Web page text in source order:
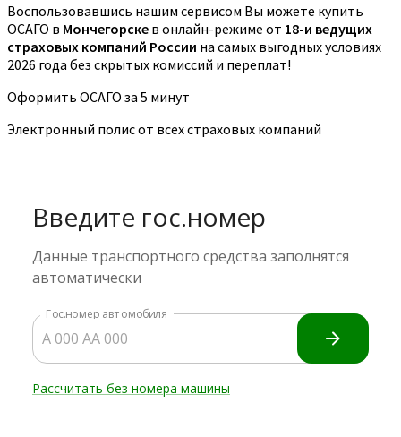
Воспользовавшись нашим сервисом Вы можете купить
ОСАГО в Мончегорске в онлайн-режиме от 18-и ведущих
страховых компаний России на самых выгодных условиях
2026 года без скрытых комиссий и переплат!
Оформить ОСАГО за 5 минут
Электронный полис от всех страховых компаний